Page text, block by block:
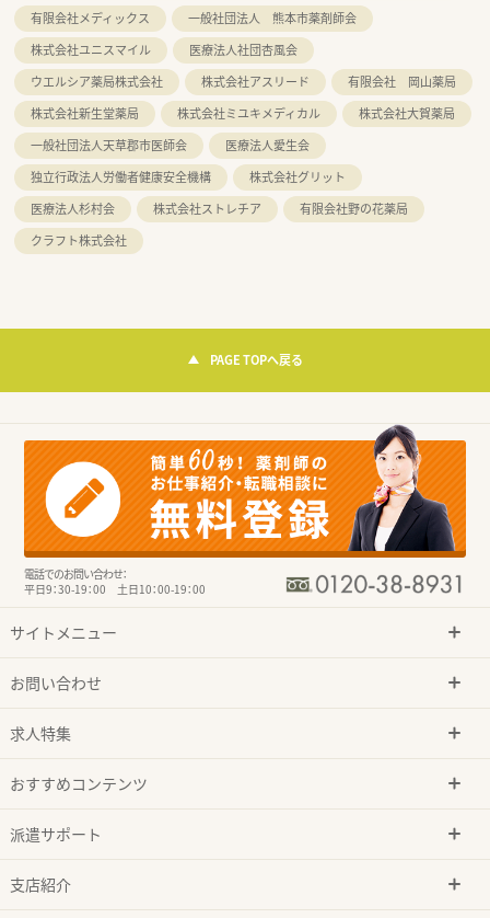
有限会社メディックス
一般社団法人 熊本市薬剤師会
株式会社ユニスマイル
医療法人社団杏風会
ウエルシア薬局株式会社
株式会社アスリード
有限会社 岡山薬局
株式会社新生堂薬局
株式会社ミユキメディカル
株式会社大賀薬局
一般社団法人天草郡市医師会
医療法人愛生会
独立行政法人労働者健康安全機構
株式会社グリット
医療法人杉村会
株式会社ストレチア
有限会社野の花薬局
クラフト株式会社
PAGE TOPへ戻る
電話でのお問い合わせ：
平日9：30-19：00 土日10：00-19：00
サイトメニュー
お問い合わせ
求人特集
おすすめコンテンツ
派遣サポート
支店紹介